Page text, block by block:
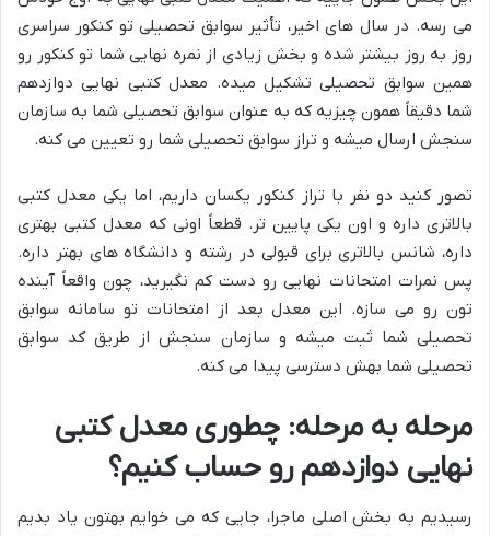
می رسه. در سال های اخیر، تأثیر سوابق تحصیلی تو کنکور سراسری
روز به روز بیشتر شده و بخش زیادی از نمره نهایی شما تو کنکور رو
همین سوابق تحصیلی تشکیل میده. معدل کتبی نهایی دوازدهم
شما دقیقاً همون چیزیه که به عنوان سوابق تحصیلی شما به سازمان
سنجش ارسال میشه و تراز سوابق تحصیلی شما رو تعیین می کنه.
تصور کنید دو نفر با تراز کنکور یکسان داریم، اما یکی معدل کتبی
بالاتری داره و اون یکی پایین تر. قطعاً اونی که معدل کتبی بهتری
داره، شانس بالاتری برای قبولی در رشته و دانشگاه های بهتر داره.
پس نمرات امتحانات نهایی رو دست کم نگیرید، چون واقعاً آینده
تون رو می سازه. این معدل بعد از امتحانات تو سامانه سوابق
تحصیلی شما ثبت میشه و سازمان سنجش از طریق کد سوابق
تحصیلی شما بهش دسترسی پیدا می کنه.
مرحله به مرحله: چطوری معدل کتبی
نهایی دوازدهم رو حساب کنیم؟
رسیدیم به بخش اصلی ماجرا، جایی که می خوایم بهتون یاد بدیم